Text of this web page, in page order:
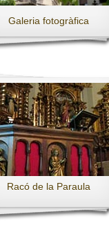
Galeria fotogràfica
Racó de la Paraula